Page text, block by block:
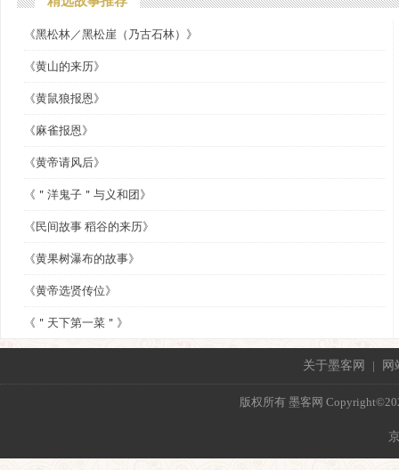
《黑松林／黑松崖（乃古石林）》
《黄山的来历》
《黄鼠狼报恩》
《麻雀报恩》
《黄帝请风后》
《＂洋鬼子＂与义和团》
《民间故事 稻谷的来历》
《黄果树瀑布的故事》
《黄帝选贤传位》
《＂天下第一菜＂》
关于墨客网 | 网
版权所有 墨客网